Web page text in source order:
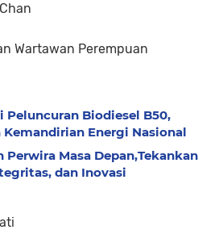
Wartawan Perempuan
Peluncuran Biodiesel B50,
Energi Nasional
Perwira Masa Depan,Tekankan
dan Inovasi